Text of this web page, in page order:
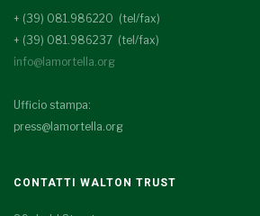
+ (39) 081.986220 (tel/fax)
+ (39) 081.986237 (tel/fax)
info@lamortella.org
Ufficio stampa:
press@lamortella.org
CONTATTI WALTON TRUST